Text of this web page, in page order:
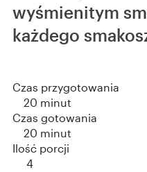
wyśmienitym
każdego
Czas przygotowania
20 minut
Czas gotowania
20 minut
Ilość porcji
4